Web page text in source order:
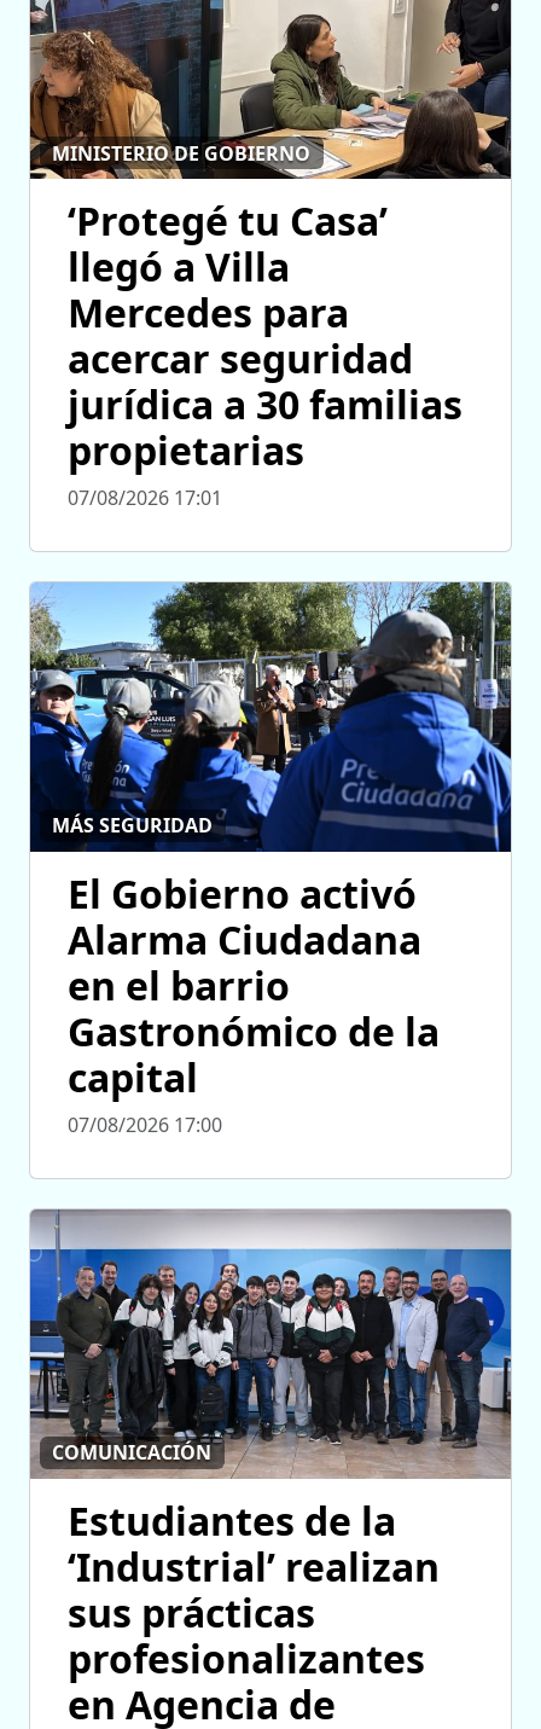
MINISTERIO DE GOBIERNO
‘Protegé tu Casa’
llegó a Villa
Mercedes para
acercar seguridad
jurídica a 30 familias
propietarias
07/08/2026 17:01
MÁS SEGURIDAD
El Gobierno activó
Alarma Ciudadana
en el barrio
Gastronómico de la
capital
07/08/2026 17:00
COMUNICACIÓN
Estudiantes de la
‘Industrial’ realizan
sus prácticas
profesionalizantes
en Agencia de